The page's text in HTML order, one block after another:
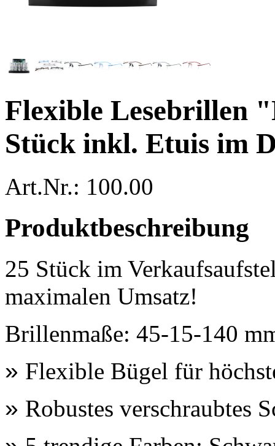
Flexible Lesebrillen
Stück inkl. Etuis im
Art.Nr.: 100.00
Produktbeschreibung
25 Stück im
maximalen Umsatz!
Brillenmaße: 45-15-140
» Flexible Bügel für
» Robustes verschraubtes